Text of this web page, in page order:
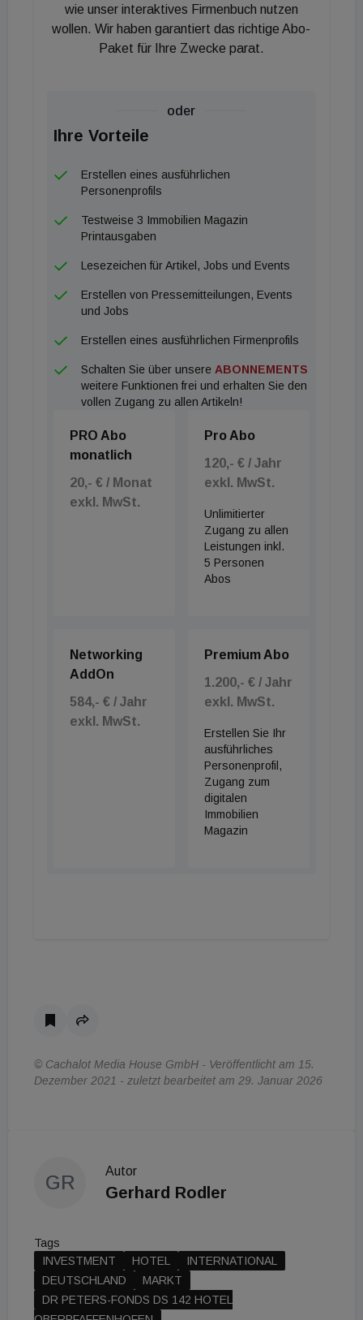
Eindämmung der Pandemie, die seit März 2020 in
mehreren Lockdowns gipfelte, leidet die gesamte
Hotelbranche an enormen Buchungsdefiziten. Auch
so wichtigen (internationalen) Geschäfts- und
Städtetourismusreisen durch die weitreichenden
Corona-Maßnahmen und die damit einhergehenden
Verbote stark beeinflusst waren. Zudem profitiert
das Hotel normalerweise von Messe- und
Veranstaltungsgästen im Großraum München,
den Geschäftsverlauf negativ beeinflusst hatten
wie unser interaktives Firmenbuch nutzen
wollen. Wir haben garantiert das richtige Abo-
Paket für Ihre Zwecke parat.
oder
Ihre Vorteile
Erstellen eines ausführlichen
Personenprofils
Testweise 3 Immobilien Magazin
Printausgaben
Lesezeichen für Artikel, Jobs und Events
Erstellen von Pressemitteilungen, Events
und Jobs
Erstellen eines ausführlichen Firmenprofils
Schalten Sie über unsere ABONNEMENTS
weitere Funktionen frei und erhalten Sie den
vollen Zugang zu allen Artikeln!
PRO Abo
monatlich
20,- € / Monat
exkl. MwSt.
Pro Abo
120,- € / Jahr
exkl. MwSt.
Unlimitierter
Zugang zu allen
Leistungen inkl.
5 Personen
Abos
Networking
AddOn
584,- € / Jahr
exkl. MwSt.
Premium Abo
1.200,- € / Jahr
exkl. MwSt.
Erstellen Sie Ihr
ausführliches
Personenprofil,
Zugang zum
digitalen
Immobilien
Magazin
© Cachalot Media House GmbH - Veröffentlicht am 15.
Dezember 2021 - zuletzt bearbeitet am 29. Januar 2026
GR
Autor
Gerhard Rodler
Tags
INVESTMENT
HOTEL
INTERNATIONAL
DEUTSCHLAND
MARKT
DR PETERS-FONDS DS 142 HOTEL